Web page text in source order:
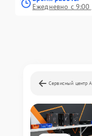
Ежедневно с
Сервисный центр